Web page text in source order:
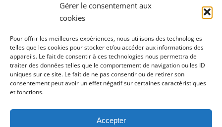
Gérer le consentement aux
cookies
Pour offrir les meilleures expériences, nous utilisons des technologies
telles que les cookies pour stocker et/ou accéder aux informations des
appareils. Le fait de consentir à ces technologies nous permettra de
traiter des données telles que le comportement de navigation ou les ID
uniques sur ce site. Le fait de ne pas consentir ou de retirer son
consentement peut avoir un effet négatif sur certaines caractéristiques
et fonctions.
Accepter
2 Rue Dame Pernette
Horaires
Lundi de 8h15 à 12h
Mardi de 8h15 à 12h
Mercredi 8h15 à 12h
Jeudi de 8h15 à 12h - 16h à 18h00